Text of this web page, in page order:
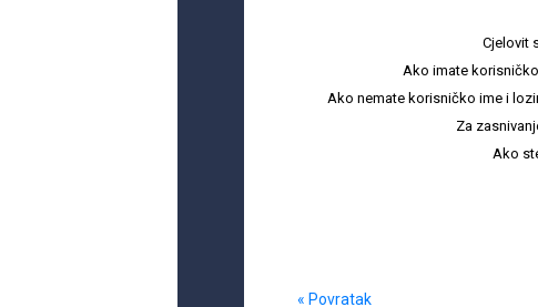
Cjelovit
Ako imate
Ako nemate korisničko ime i
Za
Ako
« Povratak